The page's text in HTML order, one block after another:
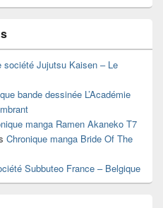
société Jujutsu Kaisen – Le
bande dessinée L’Académie
manga Ramen Akaneko T7
Chronique manga Bride Of The
Subbuteo France – Belgique